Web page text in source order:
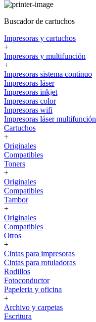
Buscador de cartuchos
Impresoras y cartuchos
+
Impresoras y multifunción
+
Impresoras sistema continuo
Impresoras láser
Impresoras inkjet
Impresoras color
Impresoras wifi
Impresoras láser multifunción
Cartuchos
+
Originales
Compatibles
Toners
+
Originales
Compatibles
Tambor
+
Originales
Compatibles
Otros
+
Cintas para impresoras
Cintas para rotuladoras
Rodillos
Fotoconductor
Papeleria y oficina
+
Archivo y carpetas
Escritura